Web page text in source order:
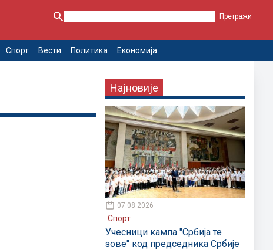
Спорт Вести Политика Економија
Најновије
07.08.2026
Спорт
Учесници кампа "Србија те
зове" код председника Србије